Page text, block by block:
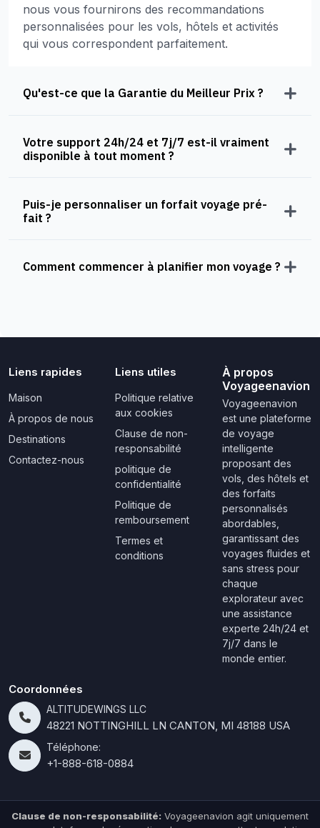
nous vous fournirons des recommandations
personnalisées pour les vols, hôtels et activités
qui vous correspondent parfaitement.
Qu'est-ce que la Garantie du Meilleur Prix ?
Votre support 24h/24 et 7j/7 est-il vraiment
disponible à tout moment ?
Puis-je personnaliser un forfait voyage pré-
fait ?
Comment commencer à planifier mon voyage ?
Liens rapides
Maison
À propos de nous
Destinations
Contactez-nous
Liens utiles
Politique relative
aux cookies
Clause de non-
responsabilité
politique de
confidentialité
Politique de
remboursement
Termes et
conditions
À propos
Voyageenavion
Voyageenavion
est une plateforme
de voyage
intelligente
proposant des
vols, des hôtels et
des forfaits
personnalisés
abordables,
garantissant des
voyages fluides et
sans stress pour
chaque
explorateur avec
une assistance
experte 24h/24 et
7j/7 dans le
monde entier.
Coordonnées
ALTITUDEWINGS LLC
48221 NOTTINGHILL LN CANTON, MI 48188 USA
Téléphone:
+1-888-618-0884
Clause de non-responsabilité: Voyageenavion agit uniquement